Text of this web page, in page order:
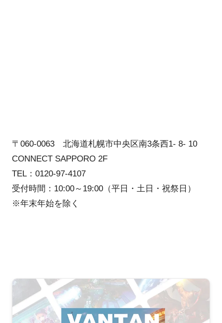
〒060-0063 北海道札幌市中央区南3条西1- 8- 10
CONNECT SAPPORO 2F
TEL：0120-97-4107
受付時間：10:00～19:00（平日・土日・祝祭日）
※年末年始を除く